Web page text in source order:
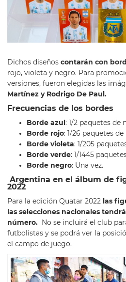
Dichos diseños contarán con
rojo, violeta y negro. Para
versiones, fueron elegidas las
Martínez y Rodrigo De Paul.
Frecuencias de los bordes
Borde azul : 1/2 paquetes de
Borde rojo: 1/26 paquetes
Borde violeta: 1/205
Borde verde: 1/1445
Borde negro: Una vez.
Argentina en el álbum de
2022
Para la edición Quatar 2022 las
las selecciones nacionales
número. No se incluirá el club
futbolistas y se podrá ver la
el campo de juego.